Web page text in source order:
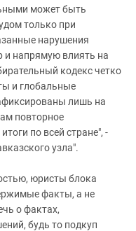
может быть
только при
нарушения
и напрямую влиять на
кодекс четко
и глобальные
лишь на
повторное
по всей стране", -
узла".
юристы блока
факты, а не
о фактах,
будь то подкуп